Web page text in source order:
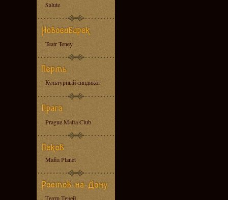
Salute
Teatr Teney
Культурный синдикат
Prague Mafia Club
Mafia Planet
Театр Теней